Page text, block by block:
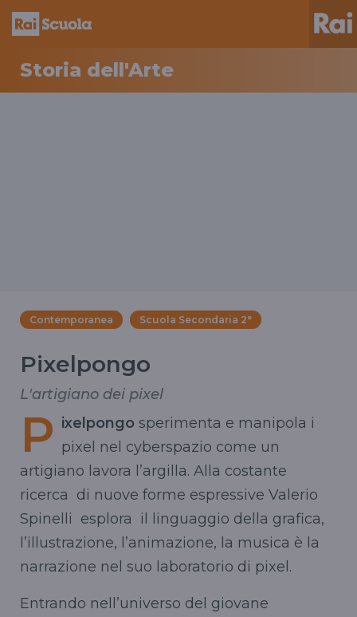
Storia dell'Arte
Contemporanea Scuola Secondaria 2°
Pixelpongo
L'artigiano dei pixel
P ixelpongo sperimenta e manipola i
pixel nel cyberspazio come un
artigiano lavora l’argilla. Alla costante
ricerca di nuove forme espressive Valerio
Spinelli esplora il linguaggio della grafica,
l’illustrazione, l’animazione, la musica è la
narrazione nel suo laboratorio di pixel.
Entrando nell’universo del giovane